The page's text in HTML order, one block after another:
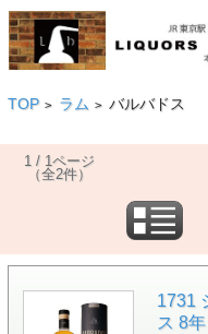
TOP > ラム > バルバドス
1 / 1ページ
（全2件）
1731
ス 8